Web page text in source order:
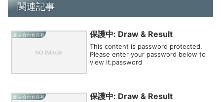
関連記事
組み合わせ共有 保護中: Draw & Result
This content is password protected.
Please enter your password below to
view it.password
組み合わせ共有 保護中: Draw & Result